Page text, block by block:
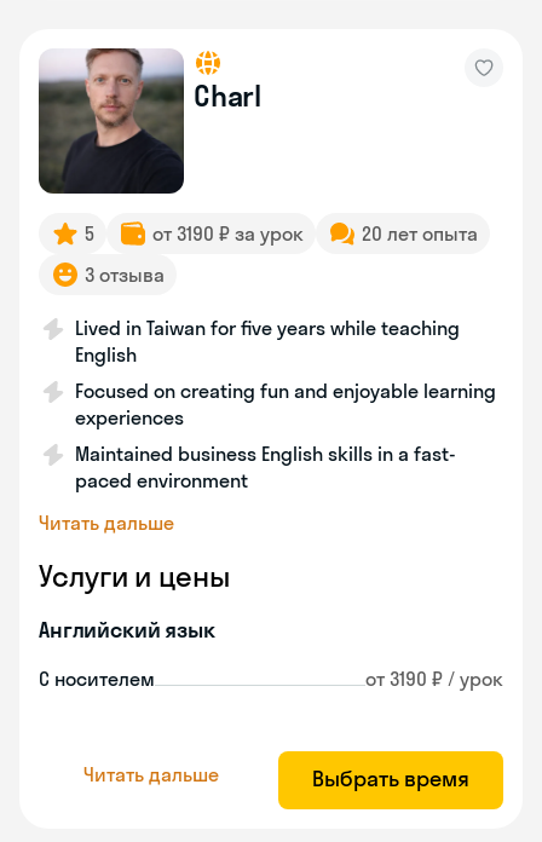
Charl
5 от 3190 ₽ за урок
20 лет опыта
3 отзыва
Lived in Taiwan for five years while teaching
English
Focused on creating fun and enjoyable learning
experiences
Maintained business English skills in a fast-
paced environment
Читать дальше
Услуги и цены
Английский язык
С носителем от 3190 ₽ / урок
Читать дальше Выбрать время